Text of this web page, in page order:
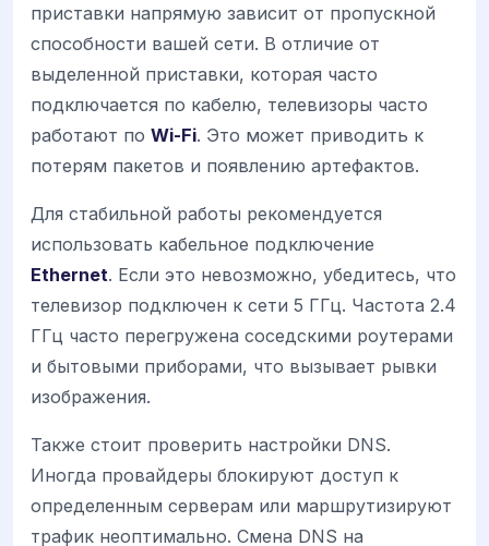
приставки напрямую зависит от пропускной
способности вашей сети. В отличие от
выделенной приставки, которая часто
подключается по кабелю, телевизоры часто
работают по Wi-Fi. Это может приводить к
потерям пакетов и появлению артефактов.
Для стабильной работы рекомендуется
использовать кабельное подключение
Ethernet. Если это невозможно, убедитесь, что
телевизор подключен к сети 5 ГГц. Частота 2.4
ГГц часто перегружена соседскими роутерами
и бытовыми приборами, что вызывает рывки
изображения.
Также стоит проверить настройки DNS.
Иногда провайдеры блокируют доступ к
определенным серверам или маршрутизируют
трафик неоптимально. Смена DNS на